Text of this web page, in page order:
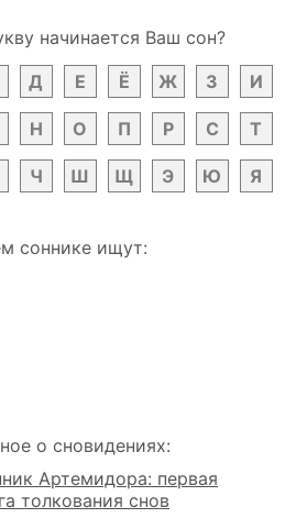
начинается Ваш сон?
Д Е Ё Ж З И
Н О П Р С Т
Ч Ш Щ Э Ю Я
соннике ищут:
о сновидениях:
Артемидора: первая
толкования снов